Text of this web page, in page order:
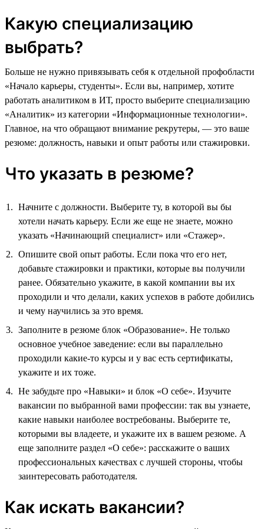
Какую специализацию
выбрать?
Больше не нужно привязывать себя к отдельной профобласти
«Начало карьеры, студенты». Если вы, например, хотите
работать аналитиком в ИТ, просто выберите специализацию
«Аналитик» из категории «Информационные технологии».
Главное, на что обращают внимание рекрутеры, — это ваше
резюме: должность, навыки и опыт работы или стажировки.
Что указать в резюме?
Начните с должности. Выберите ту, в которой вы бы
хотели начать карьеру. Если же еще не знаете, можно
указать «Начинающий специалист» или «Стажер».
Опишите свой опыт работы. Если пока что его нет,
добавьте стажировки и практики, которые вы получили
ранее. Обязательно укажите, в какой компании вы их
проходили и что делали, каких успехов в работе добились
и чему научились за это время.
Заполните в резюме блок «Образование». Не только
основное учебное заведение: если вы параллельно
проходили какие-то курсы и у вас есть сертификаты,
укажите и их тоже.
Не забудьте про «Навыки» и блок «О себе». Изучите
вакансии по выбранной вами профессии: так вы узнаете,
какие навыки наиболее востребованы. Выберите те,
которыми вы владеете, и укажите их в вашем резюме. А
еще заполните раздел «О себе»: расскажите о ваших
профессиональных качествах с лучшей стороны, чтобы
заинтересовать работодателя.
Как искать вакансии?